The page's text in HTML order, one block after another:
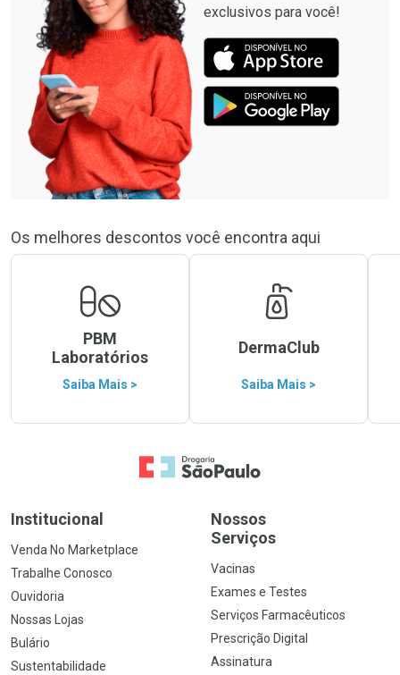
exclusivos para você!
Os melhores descontos você encontra aqui
PBM
Laboratórios
Saiba Mais >
DermaClub
Saiba Mais >
Ir para a Home
Institucional
Venda No Marketplace
Trabalhe Conosco
Ouvidoria
Nossas Lojas
Bulário
Sustentabilidade
Nossos
Serviços
Vacinas
Exames e Testes
Serviços Farmacêuticos
Prescrição Digital
Assinatura